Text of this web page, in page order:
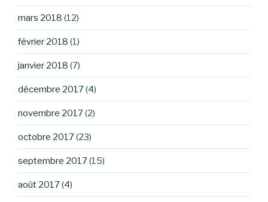
mars 2018 (12)
février 2018 (1)
janvier 2018 (7)
décembre 2017(4)
novembre 2017(2)
octobre 2017(23)
septembre 2017(15)
août 2017(4)